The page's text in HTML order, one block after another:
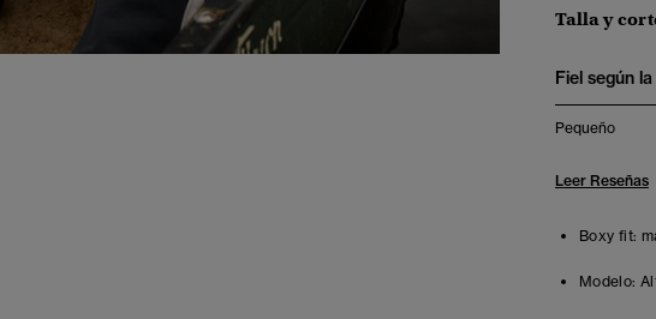
Talla y
Fiel según
Pequeño
Leer Reseñas
Boxy fit:
Modelo: